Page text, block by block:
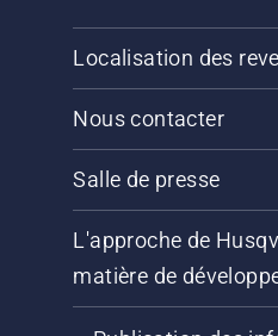
Localisation des
Nous contacter
Salle de presse
L'approche de
matière de